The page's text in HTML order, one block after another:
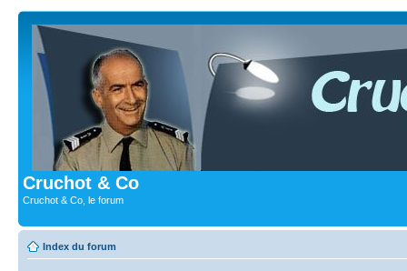
Cruchot & Co
Cruchot & Co, le forum
Index du forum